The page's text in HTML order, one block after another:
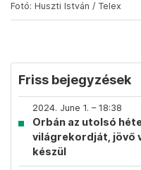
Fotó: Huszti István / Telex
Friss bejegyzések
2024. June 1. – 18:38
Orbán az utolsó
világrekordját, jövő
készül